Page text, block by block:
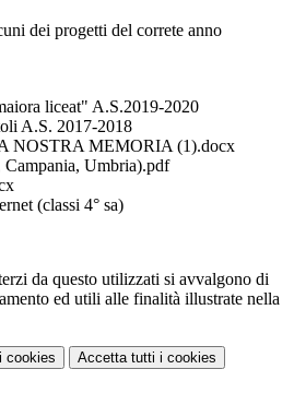
dei progetti del correte anno
liceat" A.S.2019-2020
A.S. 2017-2018
NOSTRA MEMORIA (1).docx
Umbria).pdf
(classi 4° sa)
da questo utilizzati si avvalgono di
ed utili alle finalità illustrate nella
i cookies Accetta tutti i cookies